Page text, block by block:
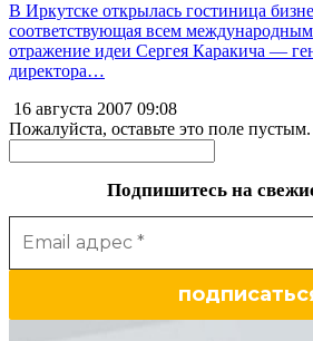
В Иркутске открылась гостиница
соответствующая всем
отражение идеи Сергея Каракича —
директора…
16 августа 2007 09:08
Пожалуйста, оставьте это поле пустым.
Подпишитесь на